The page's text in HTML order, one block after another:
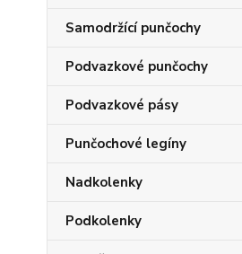
Samodržící punčochy
Podvazkové punčochy
Podvazkové pásy
Punčochové legíny
Nadkolenky
Podkolenky